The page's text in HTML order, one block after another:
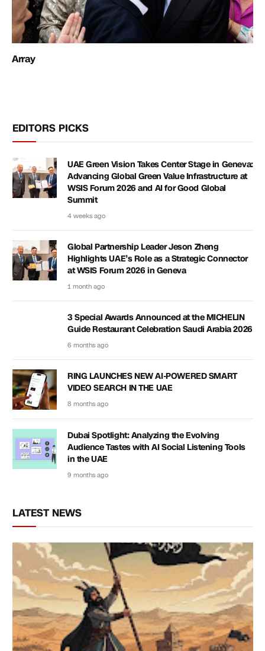
Array
EDITORS PICKS
UAE Green Vision Takes Center Stage in Geneva:
Advancing Global Green Value Infrastructure at
WSIS Forum 2026 and AI for Good Global
Summit
4 weeks ago
Global Partnership Leader Jeson Zheng
Highlights UAE’s Role as a Strategic Connector
at WSIS Forum 2026 in Geneva
1 month ago
3 Special Awards Announced at the MICHELIN
Guide Restaurant Celebration Saudi Arabia 2026
6 months ago
RING LAUNCHES NEW AI-POWERED SMART
VIDEO SEARCH IN THE UAE
8 months ago
Dubai Spotlight: Analyzing the Evolving
Audience Tastes with AI Social Listening Tools
in the UAE
9 months ago
LATEST NEWS